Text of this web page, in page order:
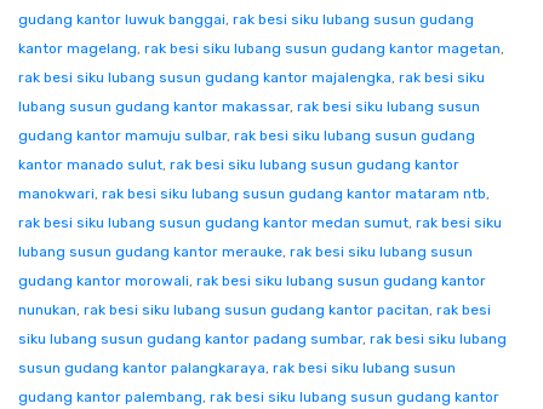
gudang kantor luwuk banggai, rak besi siku lubang susun gudang
kantor magelang, rak besi siku lubang susun gudang kantor magetan,
rak besi siku lubang susun gudang kantor majalengka, rak besi siku
lubang susun gudang kantor makassar, rak besi siku lubang susun
gudang kantor mamuju sulbar, rak besi siku lubang susun gudang
kantor manado sulut, rak besi siku lubang susun gudang kantor
manokwari, rak besi siku lubang susun gudang kantor mataram ntb,
rak besi siku lubang susun gudang kantor medan sumut, rak besi siku
lubang susun gudang kantor merauke, rak besi siku lubang susun
gudang kantor morowali, rak besi siku lubang susun gudang kantor
nunukan, rak besi siku lubang susun gudang kantor pacitan, rak besi
siku lubang susun gudang kantor padang sumbar, rak besi siku lubang
susun gudang kantor palangkaraya, rak besi siku lubang susun
gudang kantor palembang, rak besi siku lubang susun gudang kantor